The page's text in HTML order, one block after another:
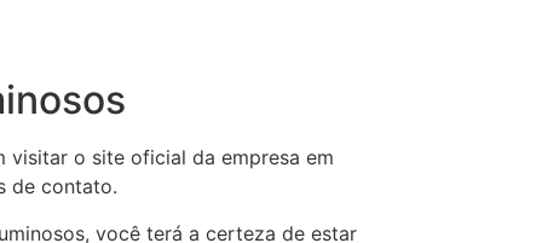
visitar o site oficial da empresa em
de contato.
você terá a certeza de estar